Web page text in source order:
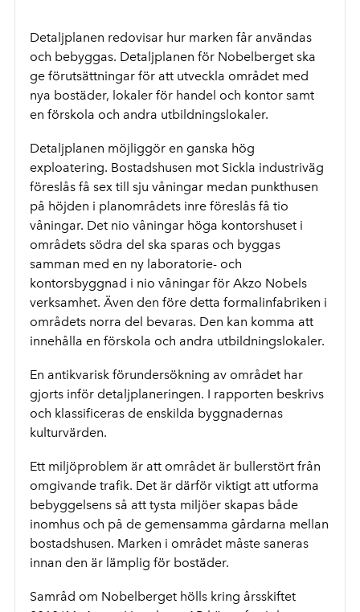
Detaljplanen redovisar hur marken får användas
och bebyggas. Detaljplanen för Nobelberget ska
ge förutsättningar för att utveckla området med
nya bostäder, lokaler för handel och kontor samt
en förskola och andra utbildningslokaler.
Detaljplanen möjliggör en ganska hög
exploatering. Bostadshusen mot Sickla industriväg
föreslås få sex till sju våningar medan punkthusen
på höjden i planområdets inre föreslås få tio
våningar. Det nio våningar höga kontorshuset i
områdets södra del ska sparas och byggas
samman med en ny laboratorie- och
kontorsbyggnad i nio våningar för Akzo Nobels
verksamhet. Även den före detta formalinfabriken i
områdets norra del bevaras. Den kan komma att
innehålla en förskola och andra utbildningslokaler.
En antikvarisk förundersökning av området har
gjorts inför detaljplaneringen. I rapporten beskrivs
och klassificeras de enskilda byggnadernas
kulturvärden.
Ett miljöproblem är att området är bullerstört från
omgivande trafik. Det är därför viktigt att utforma
bebyggelsens så att tysta miljöer skapas både
inomhus och på de gemensamma gårdarna mellan
bostadshusen. Marken i området måste saneras
innan den är lämplig för bostäder.
Samråd om Nobelberget hölls kring årsskiftet